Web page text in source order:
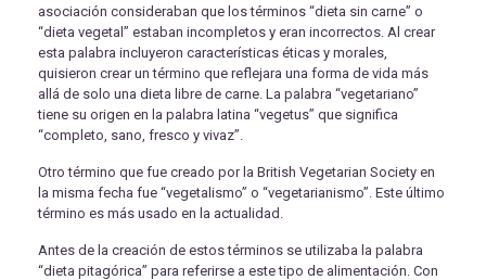
asociación consideraban que los términos “dieta sin carne” o
“dieta vegetal” estaban incompletos y eran incorrectos. Al crear
esta palabra incluyeron características éticas y morales,
quisieron crear un término que reflejara una forma de vida más
allá de solo una dieta libre de carne. La palabra “vegetariano”
tiene su origen en la palabra latina “vegetus” que significa
“completo, sano, fresco y vivaz”.
Otro término que fue creado por la British Vegetarian Society en
la misma fecha fue “vegetalismo” o “vegetarianismo”. Este último
término es más usado en la actualidad.
Antes de la creación de estos términos se utilizaba la palabra
“dieta pitagórica” para referirse a este tipo de alimentación. Con